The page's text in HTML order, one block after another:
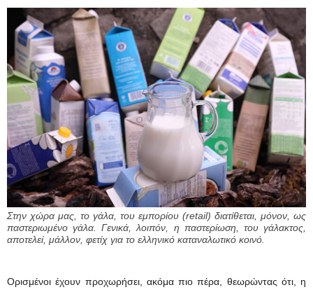
Στην χώρα μας, το γάλα, του εμπορίου (retail) διατίθεται, μόνον, ως
παστεριωμένο γάλα. Γενικά, λοιπόν, η παστερίωση, του γάλακτος,
αποτελεί, μάλλον, φετίχ για το ελληνικό καταναλωτικό κοινό.
Ορισμένοι έχουν προχωρήσει, ακόμα πιο πέρα, θεωρώντας ότι, η